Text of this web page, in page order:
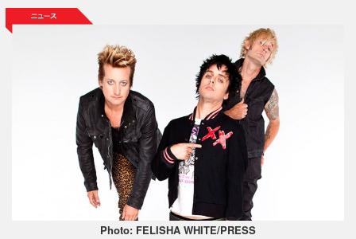
Photo: FELISHA WHITE/PRESS